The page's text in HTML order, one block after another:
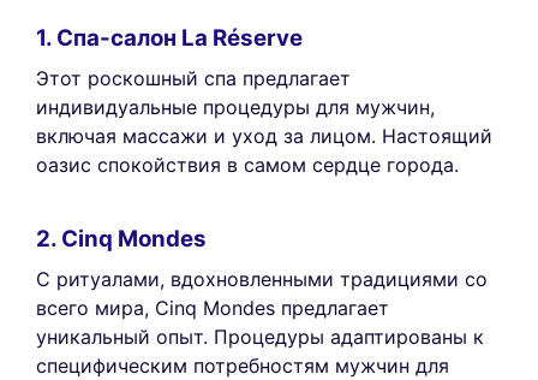
1. Спа-салон La Réserve
Этот роскошный спа предлагает
индивидуальные процедуры для мужчин,
включая массажи и уход за лицом. Настоящий
оазис спокойствия в самом сердце города.
2. Cinq Mondes
С ритуалами, вдохновленными традициями со
всего мира, Cinq Mondes предлагает
уникальный опыт. Процедуры адаптированы к
специфическим потребностям мужчин для